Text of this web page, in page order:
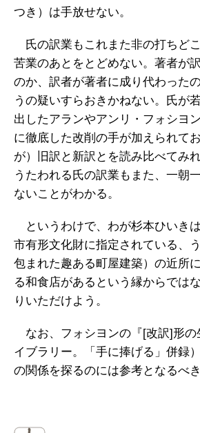
つき）は手放せない。
氏の訳業もこれまた非の打ちど
苦業のあとをとどめない。著者が
のか、訳者が著者に成り代わった
うの疑いすらおきかねない。氏が
出したアランやアンリ・フォシヨ
に徹底した改削の手が加えられて
が）旧訳と新訳とを読み比べてみ
うたわれる氏の訳業もまた、一朝
ないことがわかる。
というわけで、わが杉本ひいき
市有形文化財に指定されている、
包まれた趣ある町屋建築）の近所
る和食店があるという縁からでは
りいただけよう。
なお、フォシヨンの『[改訳]形の
イブラリー。「手に捧げる」併録
の関係を探るのには参考となるべき